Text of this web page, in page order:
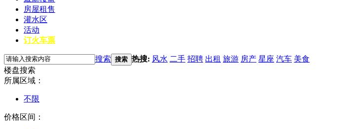
房屋租售
灌水区
活动
订火车票
搜索 搜索 热搜: 风水 二手 招聘 出租 旅游 房产 星座 汽车 美食
楼盘搜索
所属区域：
不限
价格区间：